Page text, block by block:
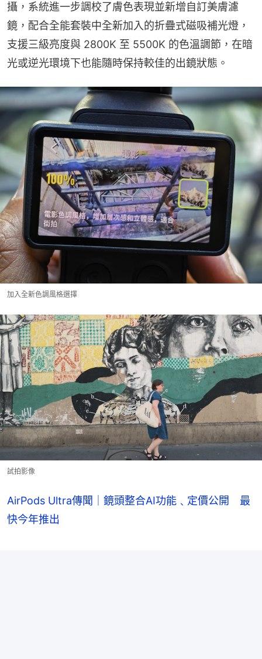
攝，系統進一步調校了膚色表現並新增自訂美膚濾
鏡，配合全能套裝中全新加入的折疊式磁吸補光燈，
支援三級亮度與 2800K 至 5500K 的色溫調節，在暗
光或逆光環境下也能隨時保持較佳的出鏡狀態。
加入全新色調風格選擇
試拍影像
AirPods Ultra傳聞｜鏡頭整合AI功能﹑定價公開 最
快今年推出